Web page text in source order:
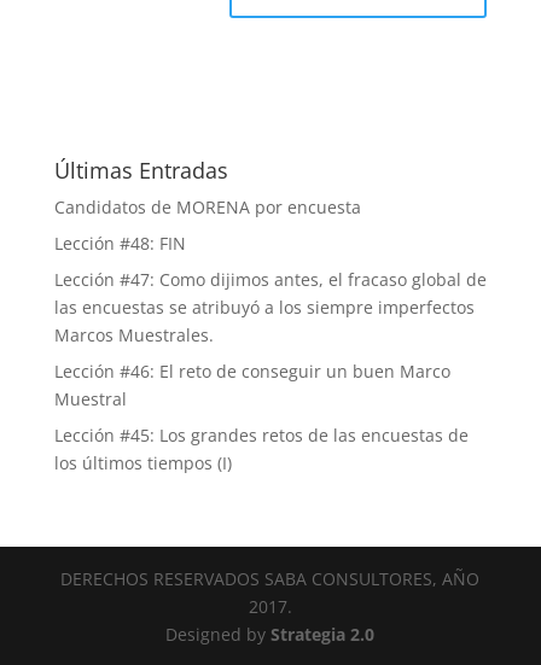
Últimas Entradas
Candidatos de MORENA por encuesta
Lección #48: FIN
Lección #47: Como dijimos antes, el fracaso global de
las encuestas se atribuyó a los siempre imperfectos
Marcos Muestrales.
Lección #46: El reto de conseguir un buen Marco
Muestral
Lección #45: Los grandes retos de las encuestas de
los últimos tiempos (I)
DERECHOS RESERVADOS SABA CONSULTORES, AÑO
2017.
Designed byStrategia 2.0